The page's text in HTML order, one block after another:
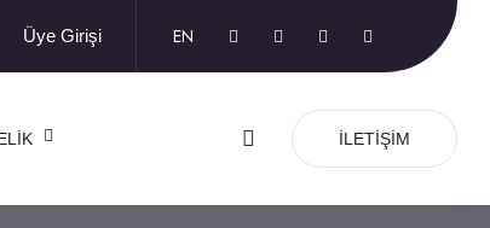
Üye Girişi EN
İLETIŞIM